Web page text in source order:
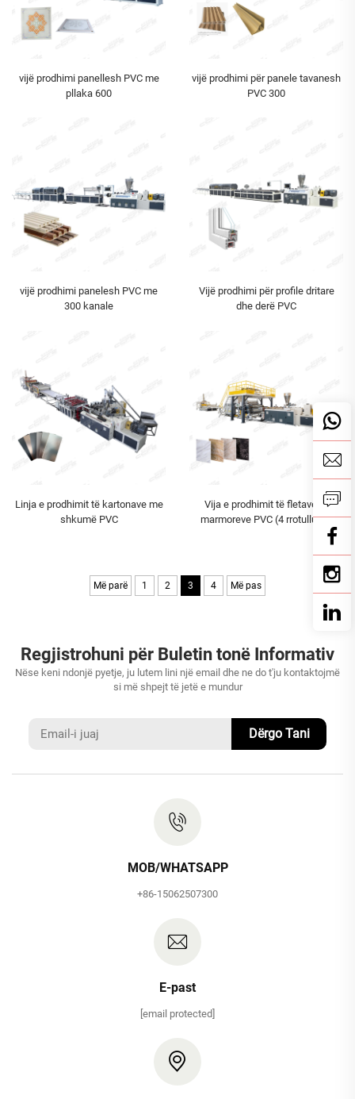
vijë prodhimi panellesh PVC me
pllaka 600
vijë prodhimi për panele tavanesh
PVC 300
vijë prodhimi panelesh PVC me
300 kanale
Vijë prodhimi për profile dritare
dhe derë PVC
Linja e prodhimit të kartonave me
shkumë PVC
Vija e prodhimit të fletave të
marmoreve PVC (4 rrotullues)
Më parë 1 2 3 4 Më pas
Regjistrohuni për Buletin tonë Informativ
Nëse keni ndonjë pyetje, ju lutem lini një email dhe ne do t'ju kontaktojmë
si më shpejt të jetë e mundur
Dërgo Tani
MOB/WHATSAPP
+86-15062507300
E-past
[email protected]